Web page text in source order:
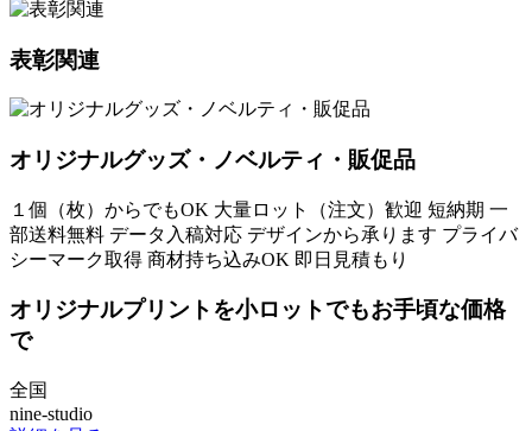
表彰関連
オリジナルグッズ・ノベルティ・販促品
１個（枚）からでもOK 大量ロット（注文）歓迎 短納期 一
部送料無料 データ入稿対応 デザインから承ります プライバ
シーマーク取得 商材持ち込みOK 即日見積もり
オリジナルプリントを小ロットでもお手頃な価格
で
全国
nine-studio